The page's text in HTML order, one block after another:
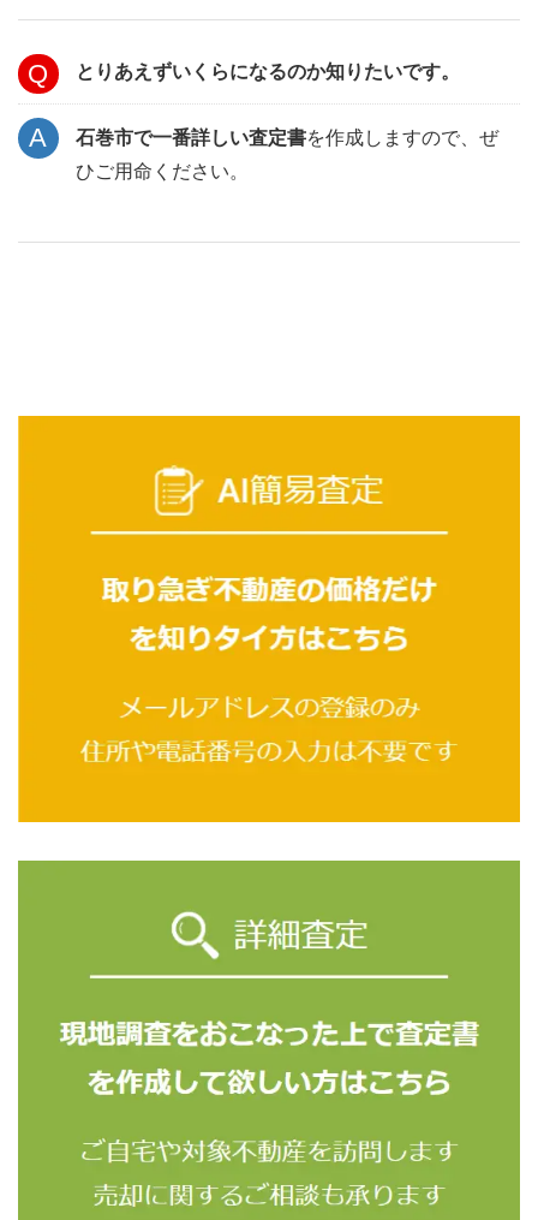
とりあえずいくらになるのか知りたいです。
石巻市で一番詳しい査定書を作成しますので、ぜ
ひご用命ください。